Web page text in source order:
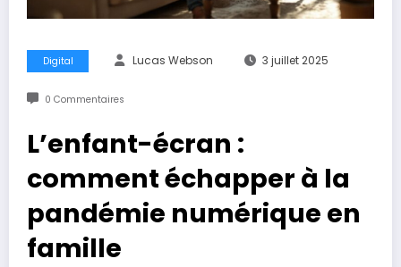
Digital Lucas Webson 3 juillet 2025
0 Commentaires
L’enfant-écran :
comment échapper à la
pandémie numérique en
famille